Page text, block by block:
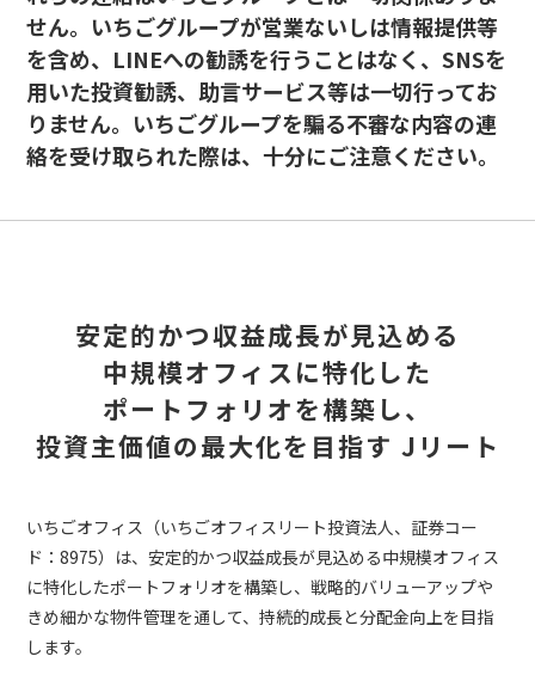
せん。いちごグループが営業ないしは情報提供等
を含め、LINEへの勧誘を行うことはなく、SNSを
用いた投資勧誘、助言サービス等は一切行ってお
りません。いちごグループを騙る不審な内容の連
絡を受け取られた際は、十分にご注意ください。
安定的かつ収益成長が見込める
中規模オフィスに特化した
ポートフォリオを構築し、
投資主価値の最大化を目指す Jリート
いちごオフィス（いちごオフィスリート投資法人、証券コー
ド：8975）は、安定的かつ収益成長が見込める中規模オフィス
に特化したポートフォリオを構築し、戦略的バリューアップや
きめ細かな物件管理を通して、持続的成長と分配金向上を目指
します。